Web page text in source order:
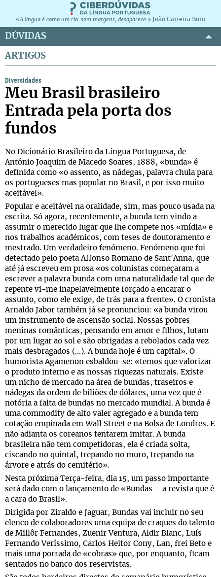
«A língua é como um rio: sem margens, desaparece.» João Carreira Bom
DÚVIDAS
ARTIGOS
Diversidades
Meu Brasil brasileiro
Entrada pela porta dos
fundos
No Dicionário Brasileiro da Língua Portuguesa, de
António Joaquim de Macedo Soares, 1888, «bunda» é
definida como «o assento, as nádegas, palavra chula para
os portugueses mas popular no Brasil, e por isso muito
aceitável».
Popular e aceitável na oralidade, sim, mas pouco usada na
escrita. Só agora, recentemente, a bunda tem vindo a
assumir o merecido lugar que lhe compete nos «mídia» e
nos trabalhos académicos, com teses de doutoramento e
mestrado. Um verdadeiro fenómeno. Fenómeno que foi
detectado pelo poeta Affonso Romano de Sant'Anna, que
até já escreveu em prosa «os colunistas começaram a
escrever a palavra bunda com uma naturalidade tal que de
repente vi-me inapelavelmente forçado a encarar o
assunto, como ele exige, de trás para a frente». O cronista
Arnaldo Jabor também já se pronunciou: «a bunda virou
um instrumento de ascensão social. Nossas pobres
meninas românticas, pensando em amor e filhos, lutam
por um lugar ao sol e são obrigadas a rebolados cada vez
mais desbragados (...). A bunda hoje é um capital». O
humorista Agamenon esbaldou-se: «temos que valorizar
o produto interno e as nossas riquezas naturais. Existe
um nicho de mercado na área de bundas, traseiros e
nádegas da ordem de biliões de dólares, uma vez que é
notória a falta de bundas no mercado mundial. A bunda é
uma commodity de alto valer agregado e a bunda tem
cotação empinada em Wall Street e na Bolsa de Londres. E
não adianta os coreanos tentarem imitar. A bunda
brasileira não tem competidoras, ela é criada solta,
ciscando no quintal, trepando no muro, trepando na
árvore e atrás do cemitério».
Nesta próxima Terça-feira, dia 15, um passo importante
será dado com o lançamento de «Bundas – a revista que é
a cara do Brasil».
Dirigida por Ziraldo e Jaguar, Bundas vai incluir no seu
elenco de colaboradores uma equipa de craques do talento
de Millôr Fernandes, Zuenir Ventura, Aldir Blanc, Luís
Fernando Veríssimo, Carlos Heitor Cony, Lan, frei Beto e
mais uma porrada de «cobras» que, por enquanto, ficam
sentados no banco dos reservistas.